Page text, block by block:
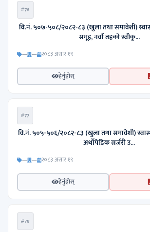
#76
वि.नं. ५०७-५०८/२०८२-८३ (खुला तथा समावेशी)
समूह, नवौं तहको स्वीकृ...
— — २०८३ असार १९
हेर्नुहोस्
#77
वि.नं. ५०५-५०६/२०८२-८३ (खुला तथा समावेशी)
अर्थोपेडिक सर्जरी उ...
— — २०८३ असार १९
हेर्नुहोस्
#78